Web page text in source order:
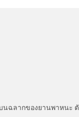
นฉลากของยานพาหน